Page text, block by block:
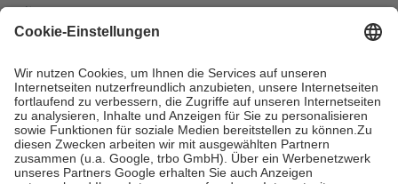
mit.
Grundsätzlich leisten Mitglieder Zuzahlungen in Höhe von zehn
höchstens zehn Euro.
Es sind jedoch nie mehr als die tatsächlichen
Kosten der Leistung zu entrichten.
Diese Regeln gelten grundsätzlich auch für Online-Apotheken.
Bei Heilmitteln und häuslicher Krankenpflege beträgt die
Zuzahlung zehn Prozent der Kosten sowie zehn Euro je
Verordnung.
Um das Engagement der Versicherten für ihre eigene Gesundheit zu